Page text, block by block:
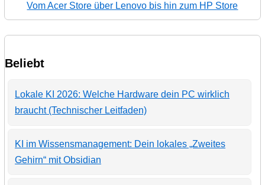
Vom Acer Store über Lenovo bis hin zum HP Store
Beliebt
Lokale KI 2026: Welche Hardware dein PC wirklich
braucht (Technischer Leitfaden)
KI im Wissensmanagement: Dein lokales „Zweites
Gehirn“ mit Obsidian